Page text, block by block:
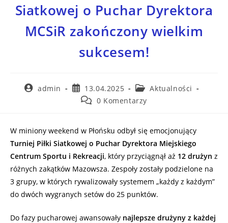
Siatkowej o Puchar Dyrektora
MCSiR zakończony wielkim
sukcesem!
admin 13.04.2025
Aktualności
0 Komentarzy
W miniony weekend w Płońsku odbył się emocjonujący
Turniej Piłki Siatkowej o Puchar Dyrektora Miejskiego
Centrum Sportu i Rekreacji, który przyciągnął aż 12 drużyn z
różnych zakątków Mazowsza. Zespoły zostały podzielone na
3 grupy, w których rywalizowały systemem „każdy z każdym”
do dwóch wygranych setów do 25 punktów.
Do fazy pucharowej awansowały najlepsze drużyny z każdej